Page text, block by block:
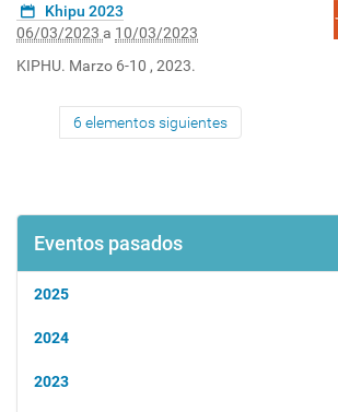
Khipu 2023
06/03/2023 a 10/03/2023
KIPHU. Marzo 6-10 , 2023.
6 elementos siguientes
Eventos pasados
2025
2024
2023